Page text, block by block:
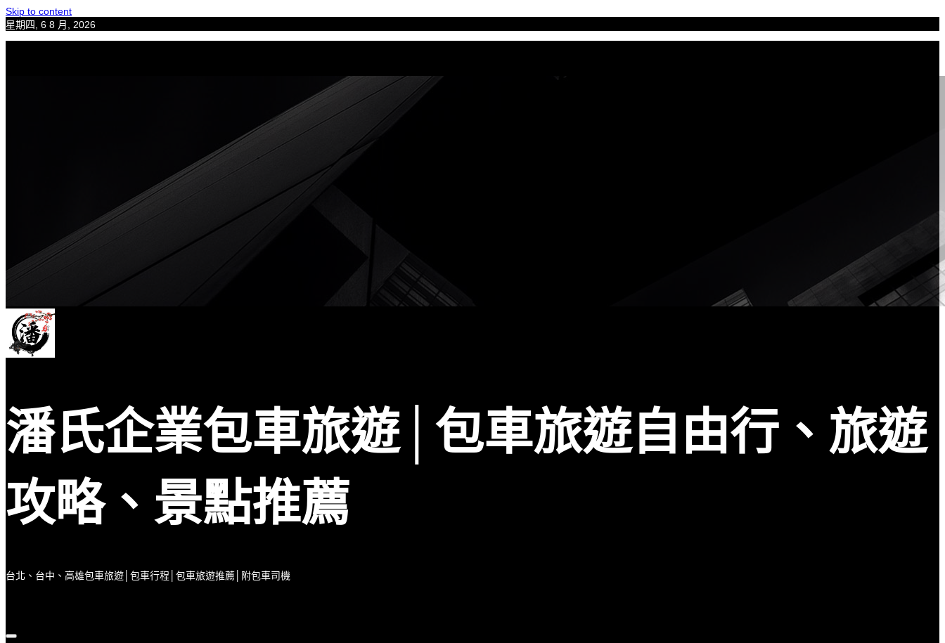
Skip to content
星期四, 6 8 月, 2026
潘氏企業包車旅遊│包車旅遊自由行、旅遊
攻略、景點推薦
台北、台中、高雄包車旅遊│包車行程│包車旅遊推薦│附包車司機